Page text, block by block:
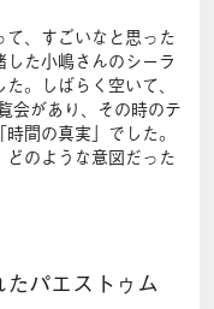
て、すごいなと思った
した小嶋さんのシーラ
。しばらく空いて、
会があり、その時のテ
間の真実」でした。
どのような意図だった
パエストゥム